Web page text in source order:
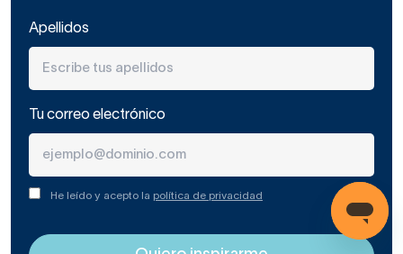
Apellidos
Tu correo electrónico
He leído y acepto la política de privacidad